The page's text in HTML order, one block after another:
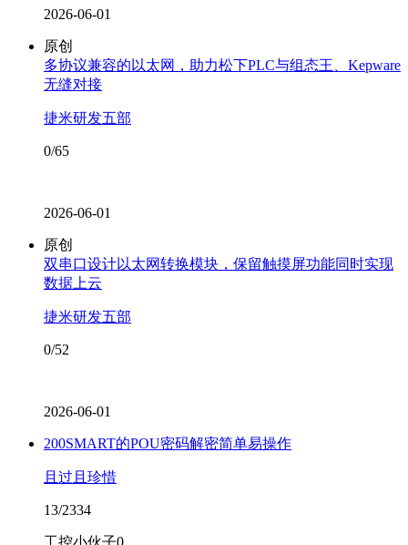
2026-06-01
原创
多协议兼容的以太网，助力松下PLC与组态王、Kepware
无缝对接
捷米研发五部
0/65
2026-06-01
原创
双串口设计以太网转换模块，保留触摸屏功能同时实现
数据上云
捷米研发五部
0/52
2026-06-01
200SMART的POU密码解密简单易操作
且过且珍惜
13/2334
工控小伙子0